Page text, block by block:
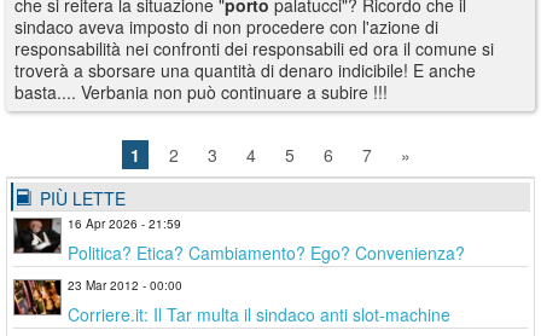
sindaco aveva imposto di non procedere con l'azione di
responsabilità nei confronti dei responsabili ed ora il comune si
troverà a sborsare una quantità di denaro indicibile! E anche
basta.... Verbania non può continuare a subire !!!
1 2 3 4 5 6 7
»
PIÙ LETTE
16 Apr 2026 - 21:59
Politica? Etica? Cambiamento? Ego? Convenienza?
23 Mar 2012 - 00:00
Corriere.it: Il Tar multa il sindaco anti slot-machine